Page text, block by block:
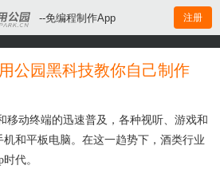
--免编程制作App 注册
公园黑科技教你自己制作
移动终端的迅速普及，各种视听、游戏和
和平板电脑。在这一趋势下，酒类行业
代。